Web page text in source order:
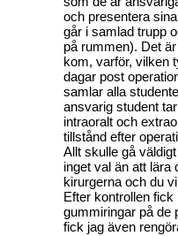
och presentera
går i samlad trupp
på rummen). Det
kom, varför, vilken
dagar post
samlar alla
ansvarig student
intraoralt och
tillstånd efter
Allt skulle gå
inget val än att lära
kirurgerna och du
Efter kontrollen
gummiringar på de
fick jag även